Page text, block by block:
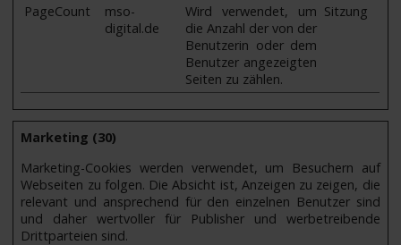
PageCount
mso-
digital.de
Wird verwendet, um
die Anzahl der von der
Benutzerin oder dem
Benutzer angezeigten
Seiten zu zählen.
Sitzung
Marketing (30)
Marketing-Cookies werden verwendet, um Besuchern auf
Webseiten zu folgen. Die Absicht ist, Anzeigen zu zeigen, die
relevant und ansprechend für den einzelnen Benutzer sind
und daher wertvoller für Publisher und werbetreibende
Drittparteien sind.